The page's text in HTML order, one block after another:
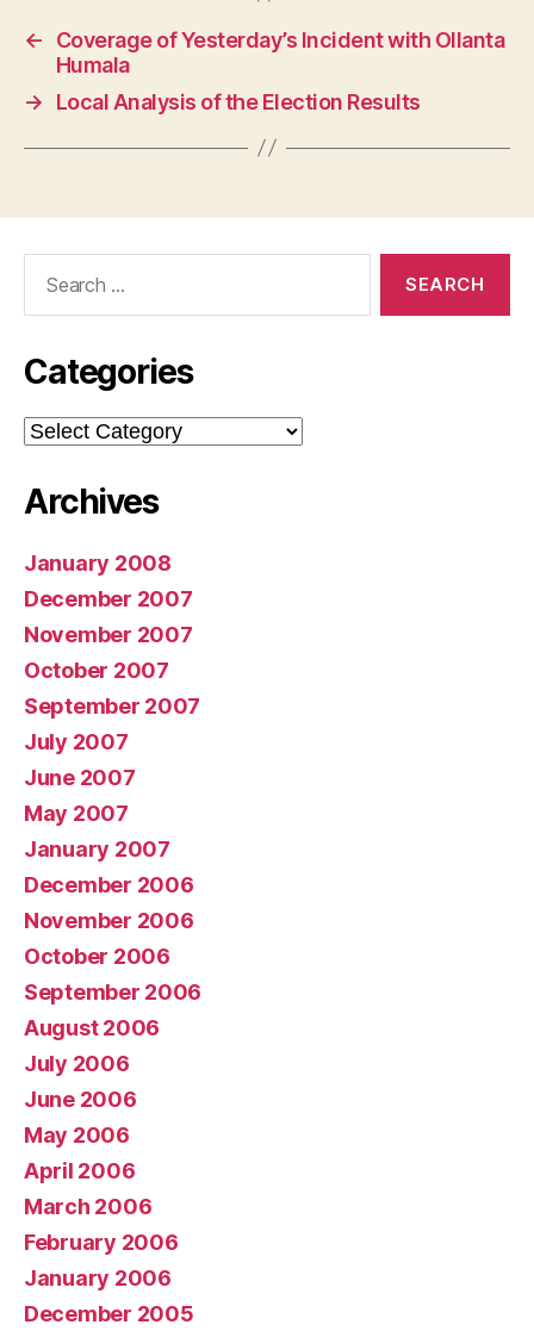
←
Coverage of Yesterday’s Incident with Ollanta
Humala
→
Local Analysis of the Election Results
Categories
Categories
Archives
January 2008
December 2007
November 2007
October 2007
September 2007
July 2007
June 2007
May 2007
January 2007
December 2006
November 2006
October 2006
September 2006
August 2006
July 2006
June 2006
May 2006
April 2006
March 2006
February 2006
January 2006
December 2005